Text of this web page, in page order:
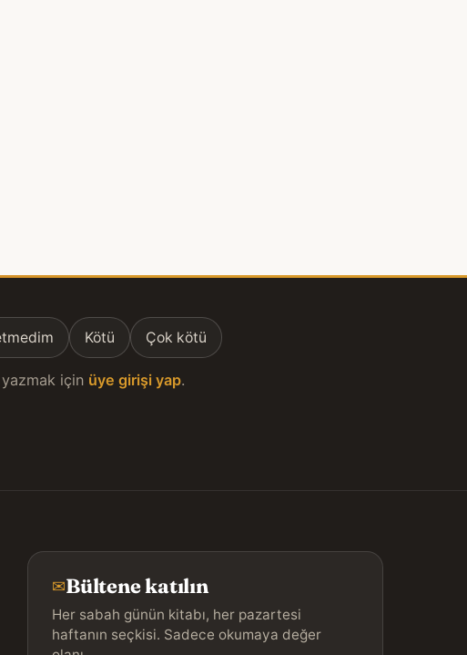
Kötü Çok kötü
yazmak için üye girişi yap.
✉Bültene katılın
Her sabah günün kitabı, her pazartesi
haftanın seçkisi. Sadece okumaya değer